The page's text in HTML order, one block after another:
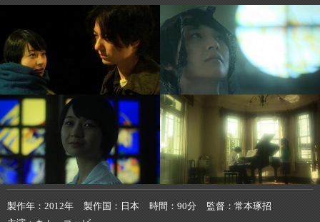
製作年 2012年 製作国 日本 時間 90分 監督
常本琢招